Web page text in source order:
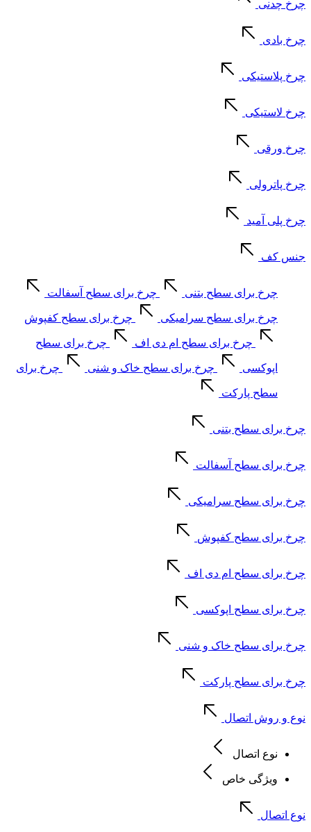
چرخ چدنی
چرخ بادی
چرخ پلاستیکی
چرخ لاستیکی
چرخ ورقی
چرخ پاترولی
چرخ پلی آمید
جنس کف
چرخ برای سطح بتنی چرخ برای سطح آسفالت
چرخ برای سطح سرامیکی چرخ برای سطح کفپوش
چرخ برای سطح ام دی اف چرخ برای سطح
اپوکسی چرخ برای سطح خاک و شنی چرخ برای
سطح پارکت
چرخ برای سطح بتنی
چرخ برای سطح آسفالت
چرخ برای سطح سرامیکی
چرخ برای سطح کفپوش
چرخ برای سطح ام دی اف
چرخ برای سطح اپوکسی
چرخ برای سطح خاک و شنی
چرخ برای سطح پارکت
نوع و روش اتصال
نوع اتصال
ویژگی خاص
نوع اتصال